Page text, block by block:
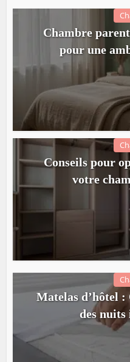
Chambre
pour une
Conseils pour
votre
Matelas d’hôtel
des